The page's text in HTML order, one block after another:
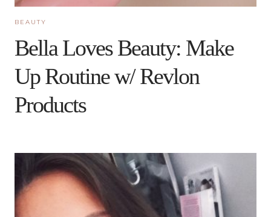
BEAUTY
Bella Loves Beauty: Make
Up Routine w/ Revlon
Products